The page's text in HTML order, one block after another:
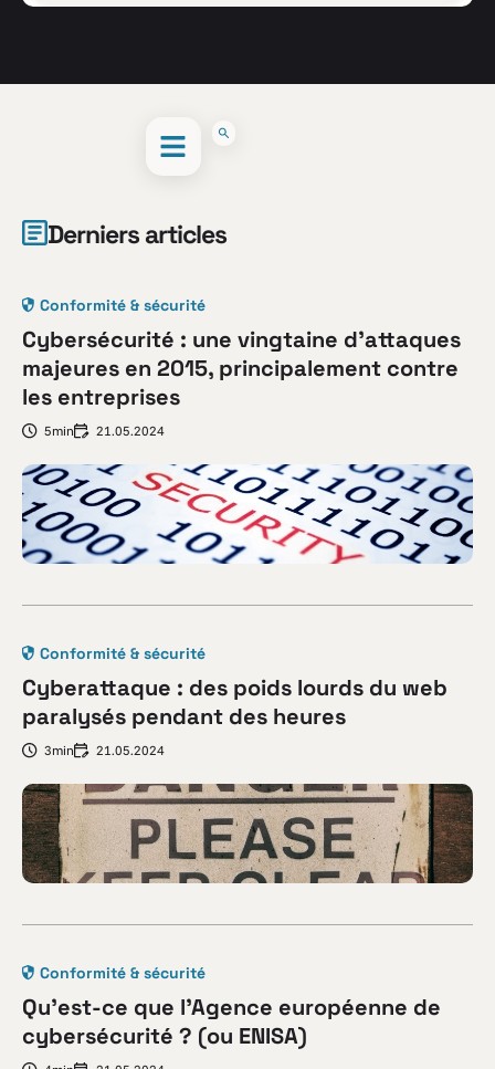
Derniers articles
Conformité & sécurité
Cybersécurité : une vingtaine d’attaques
majeures en 2015, principalement contre
les entreprises
5min 21.05.2024
Conformité & sécurité
Cyberattaque : des poids lourds du web
paralysés pendant des heures
3min 21.05.2024
Conformité & sécurité
Qu’est-ce que l’Agence européenne de
cybersécurité ? (ou ENISA)